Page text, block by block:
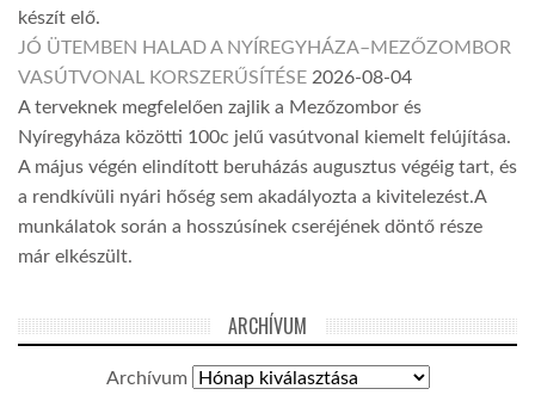
készít elő.
JÓ ÜTEMBEN HALAD A NYÍREGYHÁZA–MEZŐZOMBOR
VASÚTVONAL KORSZERŰSÍTÉSE 2026-08-04
A terveknek megfelelően zajlik a Mezőzombor és
Nyíregyháza közötti 100c jelű vasútvonal kiemelt felújítása.
A május végén elindított beruházás augusztus végéig tart, és
a rendkívüli nyári hőség sem akadályozta a kivitelezést.A
munkálatok során a hosszúsínek cseréjének döntő része
már elkészült.
ARCHÍVUM
Archívum